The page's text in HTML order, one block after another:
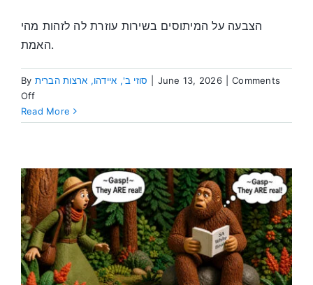
הצבעה על המיתוסים בשירות עוזרת לה לזהות מהי
האמת.
By סוזי ב', איידהו, ארצות הברית June 13, 2026
Comments
Offon
מיתוסים
על
של
גברים
ונשים
Read More